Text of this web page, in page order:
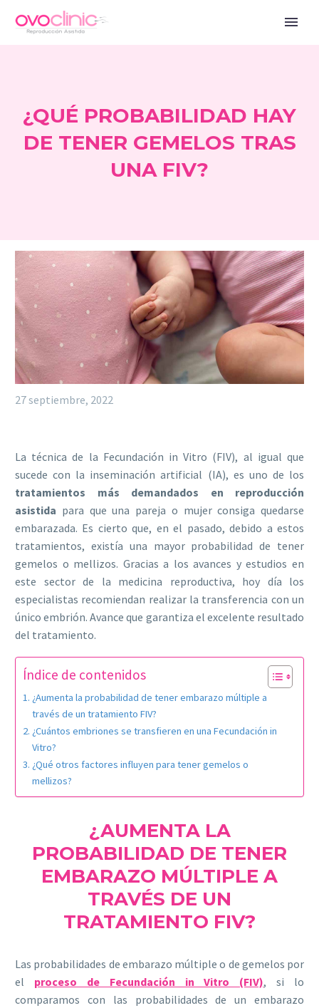
¿QUÉ PROBABILIDAD HAY
DE TENER GEMELOS TRAS
UNA FIV?
27 septiembre, 2022
La técnica de la Fecundación in Vitro (FIV), al igual que
sucede con la inseminación artificial (IA), es uno de los
tratamientos más demandados en reproducción
asistida para que una pareja o mujer consiga quedarse
embarazada. Es cierto que, en el pasado, debido a estos
tratamientos, existía una mayor probabilidad de tener
gemelos o mellizos. Gracias a los avances y estudios en
este sector de la medicina reproductiva, hoy día los
especialistas recomiendan realizar la transferencia con un
único embrión. Avance que garantiza el excelente resultado
del tratamiento.
Índice de contenidos
¿Aumenta la probabilidad de tener embarazo múltiple a
través de un tratamiento FIV?
¿Cuántos embriones se transfieren en una Fecundación in
Vitro?
¿Qué otros factores influyen para tener gemelos o
mellizos?
¿AUMENTA LA
PROBABILIDAD DE TENER
EMBARAZO MÚLTIPLE A
TRAVÉS DE UN
TRATAMIENTO FIV?
Las probabilidades de embarazo múltiple o de gemelos por
el proceso de Fecundación in Vitro (FIV), si lo
comparamos con las probabilidades de un embarazo